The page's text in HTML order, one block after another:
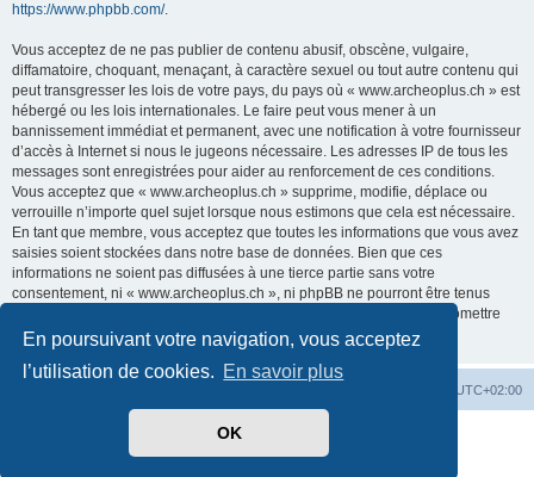
En poursuivant votre navigation, vous acceptez
l’utilisation de cookies. En savoir plus
OK
https://www.phpbb.com/.
Vous acceptez de ne pas publier de contenu abusif, obscène, vulgaire,
diffamatoire, choquant, menaçant, à caractère sexuel ou tout autre contenu qui
peut transgresser les lois de votre pays, du pays où « www.archeoplus.ch » est
hébergé ou les lois internationales. Le faire peut vous mener à un
bannissement immédiat et permanent, avec une notification à votre fournisseur
d’accès à Internet si nous le jugeons nécessaire. Les adresses IP de tous les
messages sont enregistrées pour aider au renforcement de ces conditions.
Vous acceptez que « www.archeoplus.ch » supprime, modifie, déplace ou
verrouille n’importe quel sujet lorsque nous estimons que cela est nécessaire.
En tant que membre, vous acceptez que toutes les informations que vous avez
saisies soient stockées dans notre base de données. Bien que ces
informations ne soient pas diffusées à une tierce partie sans votre
consentement, ni « www.archeoplus.ch », ni phpBB ne pourront être tenus
comme responsables en cas de tentative de piratage visant à compromettre
les données.
UTC+02:00
phpBB ® Forum Software © phpBB Limited
phpBB-fr.com